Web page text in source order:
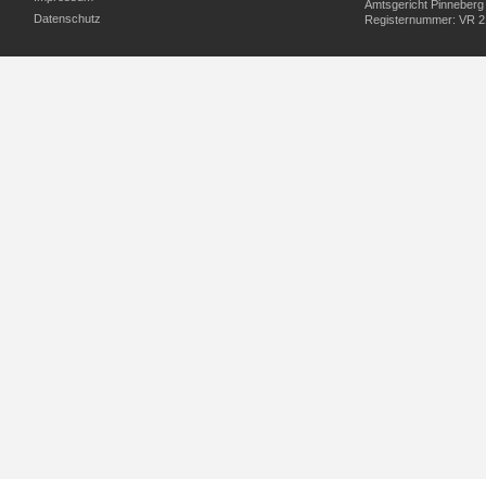
Datenschutz
Amtsgericht Pinneberg
Registernummer: VR